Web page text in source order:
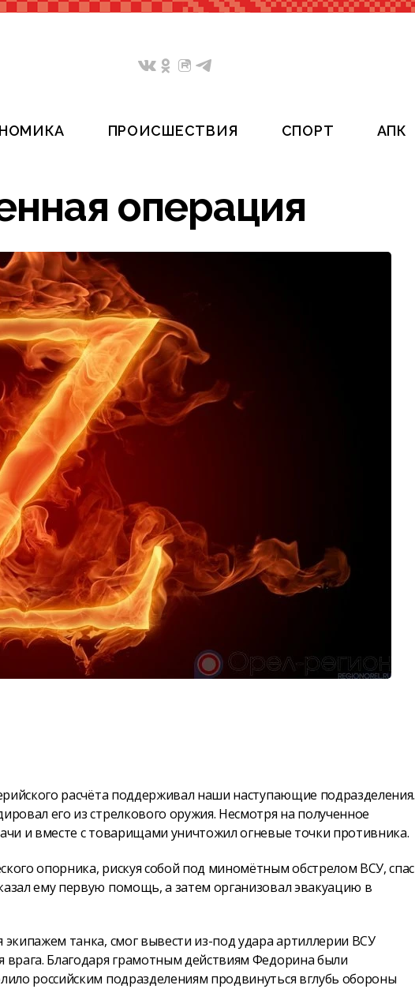
ПРОИСШЕСТВИЯ СПОРТ АПК
операция
расчёта поддерживал наши наступающие подразделения.
его из стрелкового оружия. Несмотря на полученное
и вместе с товарищами уничтожил огневые точки противника.
опорника, рискуя собой под миномётным обстрелом ВСУ, спас
ему первую помощь, а затем организовал эвакуацию в
танка, смог вывести из-под удара артиллерии ВСУ
Благодаря грамотным действиям Федорина были
российским подразделениям продвинуться вглубь обороны